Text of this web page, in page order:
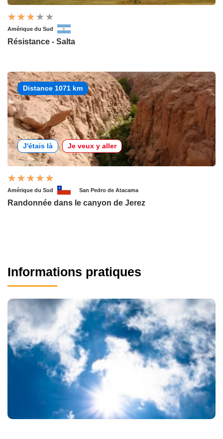
Amérique du Sud
Résistance - Salta
Distance 1071 km
J'étais là Je veux y aller
Amérique du Sud San Pedro de Atacama
Randonnée dans le canyon de Jerez
Informations pratiques